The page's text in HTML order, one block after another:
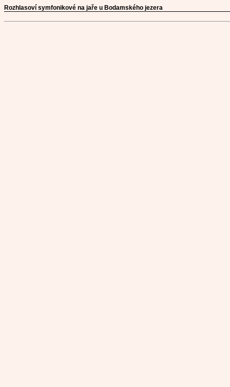
Rozhlasoví symfonikové na jaře u Bodamského jezera